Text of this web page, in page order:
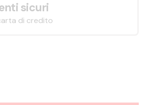
sicuri
di credito